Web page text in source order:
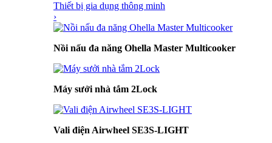
Thiết bị gia dụng thông minh
›
Nồi nấu đa năng Ohella Master Multicooker
Máy sưởi nhà tắm 2Lock
Vali điện Airwheel SE3S-LIGHT